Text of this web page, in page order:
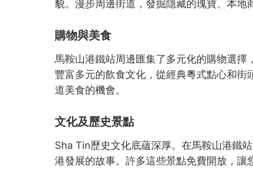
貌。漫步周邊街道，發掘隱藏的瑰寶、本地
購物與美食
馬鞍山港鐵站周邊匯集了多元化的購物選
豐富多元的飲食文化，從經典粵式點心和
道美食的機會。
文化及歷史景點
Sha Tin歷史文化底蘊深厚。在馬鞍山港鐵
港發展的故事。許多這些景點免費開放，讓